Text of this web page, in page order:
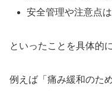
安全管理や注意点は
といったことを具体的
例えば「痛み緩和のた